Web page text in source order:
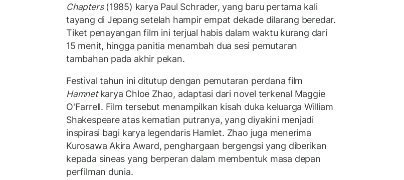
Chapters (1985) karya Paul Schrader, yang baru pertama kali
tayang di Jepang setelah hampir empat dekade dilarang beredar.
Tiket penayangan film ini terjual habis dalam waktu kurang dari
15 menit, hingga panitia menambah dua sesi pemutaran
tambahan pada akhir pekan.
Festival tahun ini ditutup dengan pemutaran perdana film
Hamnetkarya Chloe Zhao, adaptasi dari novel terkenal Maggie
O'Farrell. Film tersebut menampilkan kisah duka keluarga William
Shakespeare atas kematian putranya, yang diyakini menjadi
inspirasi bagi karya legendaris Hamlet. Zhao juga menerima
Kurosawa Akira Award, penghargaan bergengsi yang diberikan
kepada sineas yang berperan dalam membentuk masa depan
perfilman dunia.